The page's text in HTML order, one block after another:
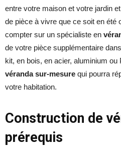
entre votre maison et votre jardin
de pièce à vivre que ce soit en été
compter sur un spécialiste en
de votre pièce supplémentaire
kit, en bois, en acier, aluminium
véranda sur-mesure qui pourra
votre habitation.
Construction de
prérequis